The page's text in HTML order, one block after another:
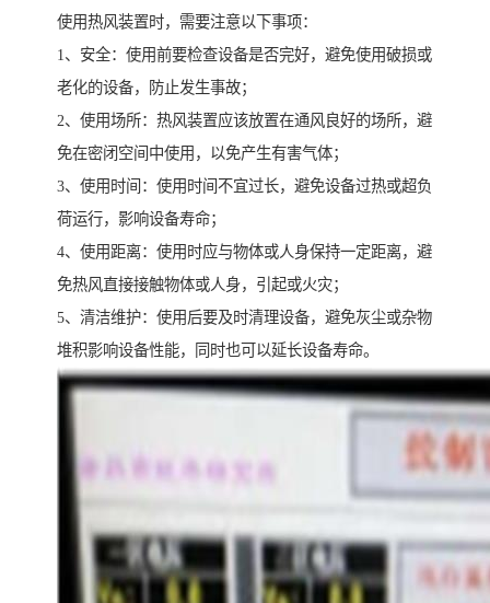
使用热风装置时，需要注意以下事项：
1、安全：使用前要检查设备是否完好，避免使用破损或
老化的设备，防止发生事故；
2、使用场所：热风装置应该放置在通风良好的场所，避
免在密闭空间中使用，以免产生有害气体；
3、使用时间：使用时间不宜过长，避免设备过热或超负
荷运行，影响设备寿命；
4、使用距离：使用时应与物体或人身保持一定距离，避
免热风直接接触物体或人身，引起或火灾；
5、清洁维护：使用后要及时清理设备，避免灰尘或杂物
堆积影响设备性能，同时也可以延长设备寿命。